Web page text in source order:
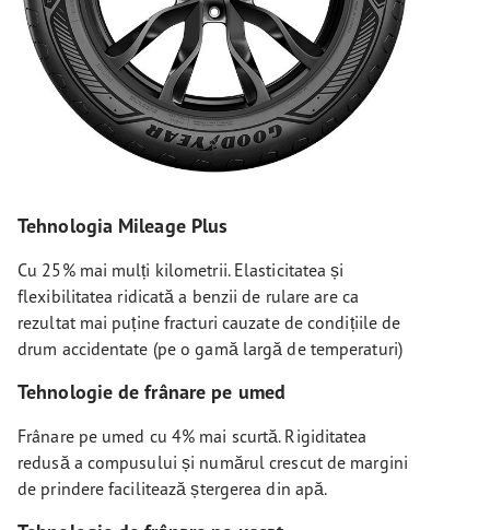
Tehnologia Mileage Plus
Cu 25% mai mulți kilometrii. Elasticitatea și
flexibilitatea ridicată a benzii de rulare are ca
rezultat mai puține fracturi cauzate de condițiile de
drum accidentate (pe o gamă largă de temperaturi)
Tehnologie de frânare pe umed
Frânare pe umed cu 4% mai scurtă. Rigiditatea
redusă a compusului și numărul crescut de margini
de prindere facilitează ștergerea din apă.